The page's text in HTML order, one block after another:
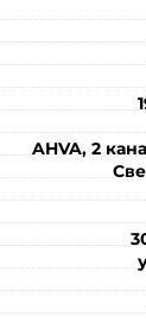
AHVA, 2